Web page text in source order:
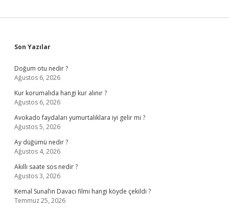
Sidebar
Son Yazılar
Doğum otu nedir ?
Ağustos 6, 2026
Kur korumalıda hangi kur alınır ?
Ağustos 6, 2026
Avokado faydaları yumurtalıklara iyi gelir mi ?
Ağustos 5, 2026
Ay düğümü nedir ?
Ağustos 4, 2026
Akıllı saate sos nedir ?
Ağustos 3, 2026
Kemal Sunal’ın Davacı filmi hangi köyde çekildi ?
Temmuz 25, 2026